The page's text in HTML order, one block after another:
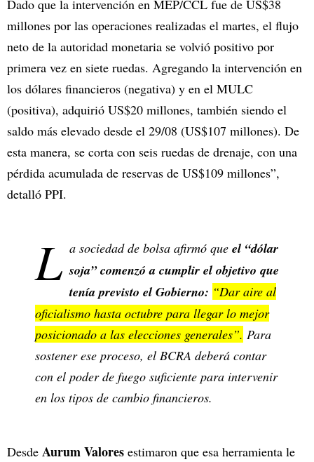
Dado que la intervención en MEP/CCL fue de US$38
millones por las operaciones realizadas el martes, el flujo
neto de la autoridad monetaria se volvió positivo por
primera vez en siete ruedas. Agregando la intervención en
los dólares financieros (negativa) y en el MULC
(positiva), adquirió US$20 millones, también siendo el
saldo más elevado desde el 29/08 (US$107 millones). De
esta manera, se corta con seis ruedas de drenaje, con una
pérdida acumulada de reservas de US$109 millones”,
detalló PPI.
L a sociedad de bolsa afirmó que el “dólar
soja” comenzó a cumplir el objetivo que
tenía previsto el Gobierno: “Dar aire al
oficialismo hasta octubre para llegar lo mejor
posicionado a las elecciones generales”. Para
sostener ese proceso, el BCRA deberá contar
con el poder de fuego suficiente para intervenir
en los tipos de cambio financieros.
Desde Aurum Valores estimaron que esa herramienta le